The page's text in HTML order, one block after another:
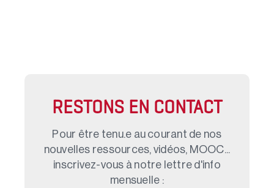
RESTONS EN CONTACT
Pour être tenu.e au courant de nos
nouvelles ressources, vidéos, MOOC...
inscrivez-vous à notre lettre d'info
mensuelle :